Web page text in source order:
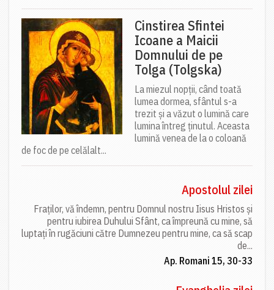
Cinstirea Sfintei
Icoane a Maicii
Domnului de pe
Tolga (Tolgska)
La miezul nopții, când toată
lumea dormea, sfântul s-a
trezit și a văzut o lumină care
lumina întreg ținutul. Aceasta
lumină venea de la o coloană
de foc de pe celălalt...
Apostolul zilei
Fraților, vă îndemn, pentru Domnul nostru Iisus Hristos și
pentru iubirea Duhului Sfânt, ca împreună cu mine, să
luptați în rugăciuni către Dumnezeu pentru mine, ca să scap
de...
Ap. Romani 15, 30-33